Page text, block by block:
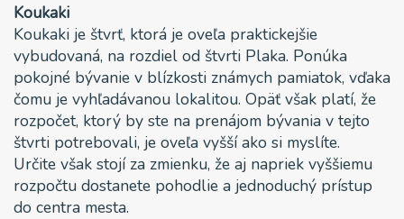
Koukaki
Koukaki je štvrť, ktorá je oveľa praktickejšie
vybudovaná, na rozdiel od štvrti Plaka. Ponúka
pokojné bývanie v blízkosti známych pamiatok, vďaka
čomu je vyhľadávanou lokalitou. Opäť však platí, že
rozpočet, ktorý by ste na prenájom bývania v tejto
štvrti potrebovali, je oveľa vyšší ako si myslíte.
Určite však stojí za zmienku, že aj napriek vyššiemu
rozpočtu dostanete pohodlie a jednoduchý prístup
do centra mesta.